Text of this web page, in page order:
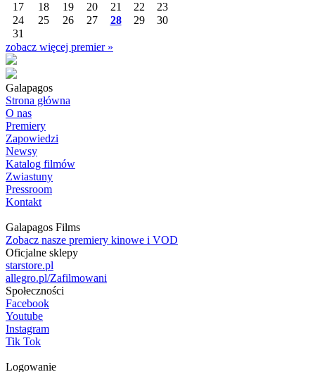
17
18 19 20 21 22
23
24
25 26 27 28 29
30
31
zobacz więcej premier »
Galapagos
Strona główna
O nas
Premiery
Zapowiedzi
Newsy
Katalog filmów
Zwiastuny
Pressroom
Kontakt
Galapagos Films
Zobacz nasze premiery kinowe i VOD
Oficjalne sklepy
starstore.pl
allegro.pl/Zafilmowani
Społeczności
Facebook
Youtube
Instagram
Tik Tok
Logowanie